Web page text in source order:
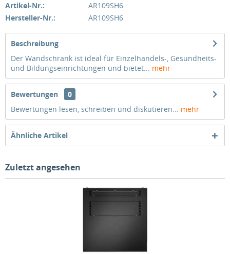
Artikel-Nr.:
AR109SH6
Hersteller-Nr.:
AR109SH6
Beschreibung
Der Wandschrank ist ideal für Einzelhandels-, Gesundheits-
und Bildungseinrichtungen und bietet... mehr
Bewertungen
0
Bewertungen lesen, schreiben und diskutieren... mehr
Ähnliche Artikel
Zuletzt angesehen